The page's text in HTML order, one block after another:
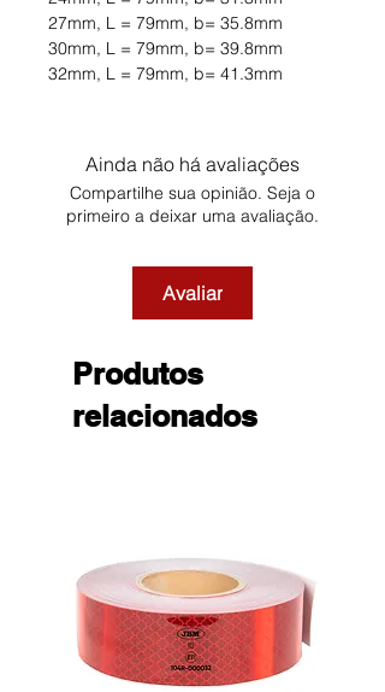
27mm, L = 79mm, b= 35.8mm
30mm, L = 79mm, b= 39.8mm
32mm, L = 79mm, b= 41.3mm
Ainda não há avaliações
Compartilhe sua opinião. Seja o
primeiro a deixar uma avaliação.
Avaliar
Produtos
relacionados